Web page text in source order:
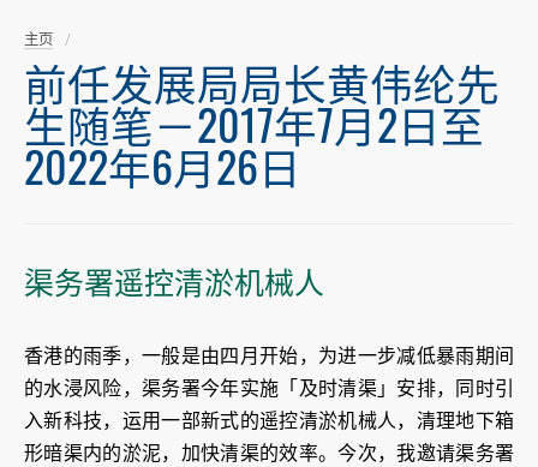
主页
前任发展局局长黄伟纶先
生随笔－2017年7月2日至
2022年6月26日
渠务署遥控清淤机械人
香港的雨季，一般是由四月开始，为进一步减低暴雨期间
的水浸风险，渠务署今年实施「及时清渠」安排，同时引
入新科技，运用一部新式的遥控清淤机械人，清理地下箱
形暗渠内的淤泥，加快清渠的效率。今次，我邀请渠务署